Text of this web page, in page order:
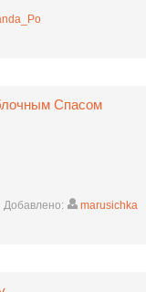
Спасом
Добавлено: marusichka